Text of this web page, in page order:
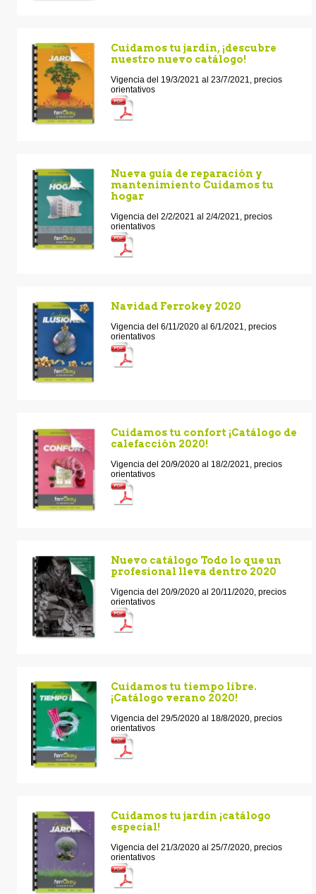
Cuidamos tu jardín, ¡descubre
nuestro nuevo catálogo!
Vigencia del 19/3/2021 al 23/7/2021, precios
orientativos
Nueva guía de reparación y
mantenimiento Cuidamos tu
hogar
Vigencia del 2/2/2021 al 2/4/2021, precios
orientativos
Navidad Ferrokey 2020
Vigencia del 6/11/2020 al 6/1/2021, precios
orientativos
Cuidamos tu confort ¡Catálogo de
calefacción 2020!
Vigencia del 20/9/2020 al 18/2/2021, precios
orientativos
Nuevo catálogo Todo lo que un
profesional lleva dentro 2020
Vigencia del 20/9/2020 al 20/11/2020, precios
orientativos
Cuidamos tu tiempo libre.
¡Catálogo verano 2020!
Vigencia del 29/5/2020 al 18/8/2020, precios
orientativos
Cuidamos tu jardín ¡catálogo
especial!
Vigencia del 21/3/2020 al 25/7/2020, precios
orientativos